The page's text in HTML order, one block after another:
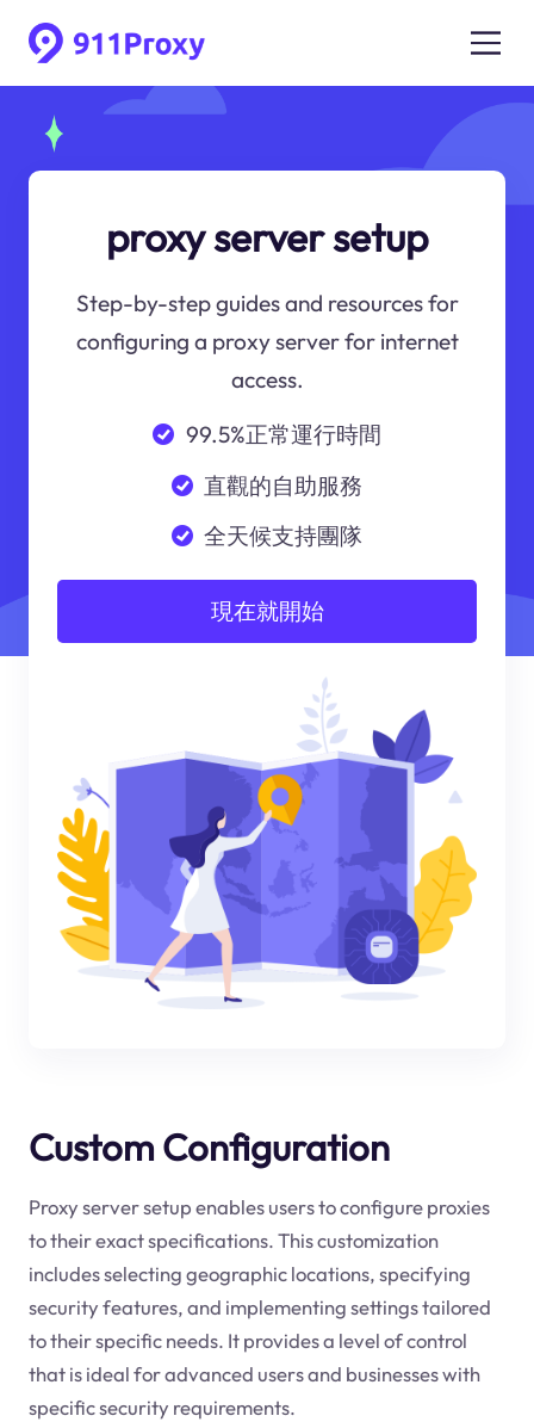
proxy server setup
Step-by-step guides and resources for
configuring a proxy server for internet
access.
99.5%正常運行時間
直觀的自助服務
全天候支持團隊
現在就開始
Custom Configuration
Proxy server setup enables users to configure proxies
to their exact specifications. This customization
includes selecting geographic locations, specifying
security features, and implementing settings tailored
to their specific needs. It provides a level of control
that is ideal for advanced users and businesses with
specific security requirements.